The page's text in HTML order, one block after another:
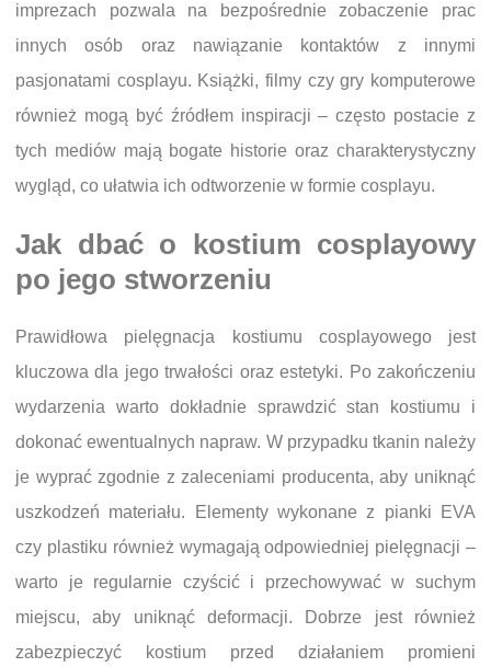
imprezach pozwala na bezpośrednie zobaczenie prac
innych osób oraz nawiązanie kontaktów z innymi
pasjonatami cosplayu. Książki, filmy czy gry komputerowe
również mogą być źródłem inspiracji – często postacie z
tych mediów mają bogate historie oraz charakterystyczny
wygląd, co ułatwia ich odtworzenie w formie cosplayu.
Jak dbać o kostium cosplayowy
po jego stworzeniu
Prawidłowa pielęgnacja kostiumu cosplayowego jest
kluczowa dla jego trwałości oraz estetyki. Po zakończeniu
wydarzenia warto dokładnie sprawdzić stan kostiumu i
dokonać ewentualnych napraw. W przypadku tkanin należy
je wyprać zgodnie z zaleceniami producenta, aby uniknąć
uszkodzeń materiału. Elementy wykonane z pianki EVA
czy plastiku również wymagają odpowiedniej pielęgnacji –
warto je regularnie czyścić i przechowywać w suchym
miejscu, aby uniknąć deformacji. Dobrze jest również
zabezpieczyć kostium przed działaniem promieni